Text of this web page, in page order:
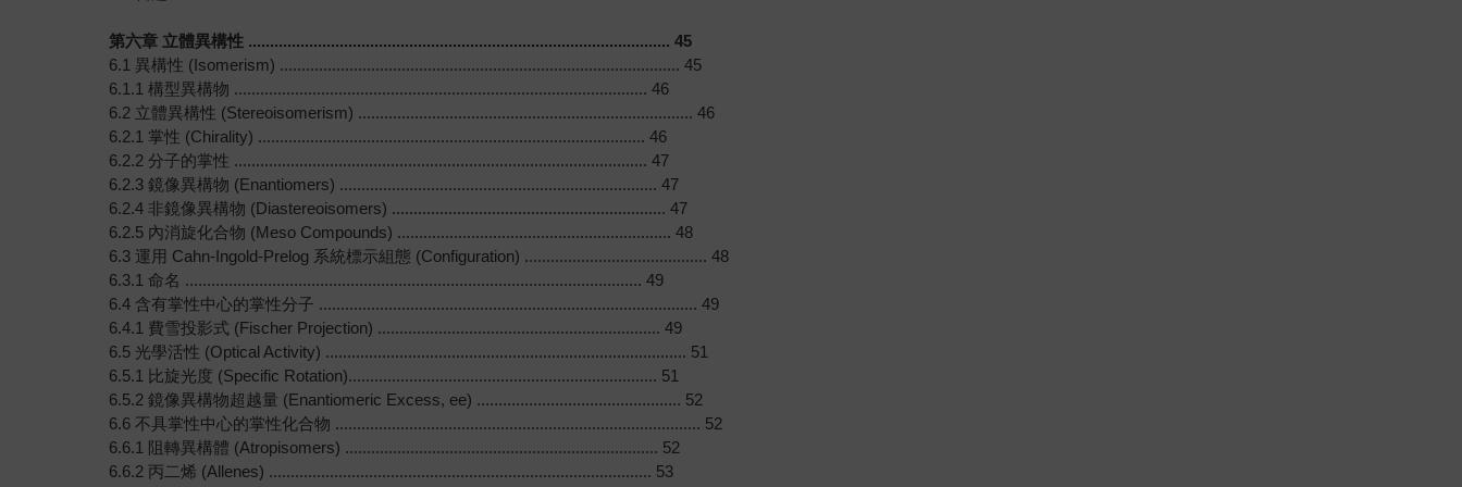
第六章 立體異構性 ................................................................................................. 45
6.1 異構性 (Isomerism) ............................................................................................ 45
6.1.1 構型異構物 ............................................................................................... 46
6.2 立體異構性 (Stereoisomerism) ............................................................................. 46
6.2.1 掌性 (Chirality) ......................................................................................... 46
6.2.2 分子的掌性 ............................................................................................... 47
6.2.3 鏡像異構物 (Enantiomers) ......................................................................... 47
6.2.4 非鏡像異構物 (Diastereoisomers) ............................................................... 47
6.2.5 內消旋化合物 (Meso Compounds) ............................................................... 48
6.3 運用 Cahn-Ingold-Prelog 系統標示組態 (Configuration) .......................................... 48
6.3.1 命名 ......................................................................................................... 49
6.4 含有掌性中心的掌性分子 ....................................................................................... 49
6.4.1 費雪投影式 (Fischer Projection) ................................................................. 49
6.5 光學活性 (Optical Activity) ................................................................................... 51
6.5.1 比旋光度 (Specific Rotation)....................................................................... 51
6.5.2 鏡像異構物超越量 (Enantiomeric Excess, ee) ............................................... 52
6.6 不具掌性中心的掌性化合物 .................................................................................... 52
6.6.1 阻轉異構體 (Atropisomers) ........................................................................ 52
6.6.2 丙二烯 (Allenes) ........................................................................................ 53